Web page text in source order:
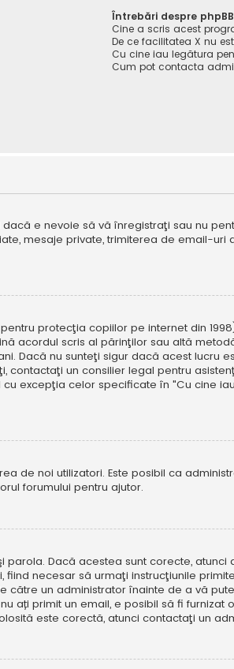
Întrebări despre phpBB
Cine a scris acest
De ce facilitatea X nu
Cu cine iau legătura
Cum pot contacta
e nevoie să vă înregistraţi sau nu
mesaje private, trimiterea de email-
pentru protecţia copiilor pe internet din
acordul scris al părinţilor sau altă
Dacă nu sunteţi sigur dacă acest lucru
un consilier legal pentru
excepţia celor specificate în "Cu cine
de noi utilizatori. Este posibil ca
forumului pentru ajutor.
Dacă acestea sunt corecte,
necesar să urmaţi instrucţiunile
un administrator înainte de a vă
ați primit un email, e posibil să fi
este corectă, atunci contactaţi un